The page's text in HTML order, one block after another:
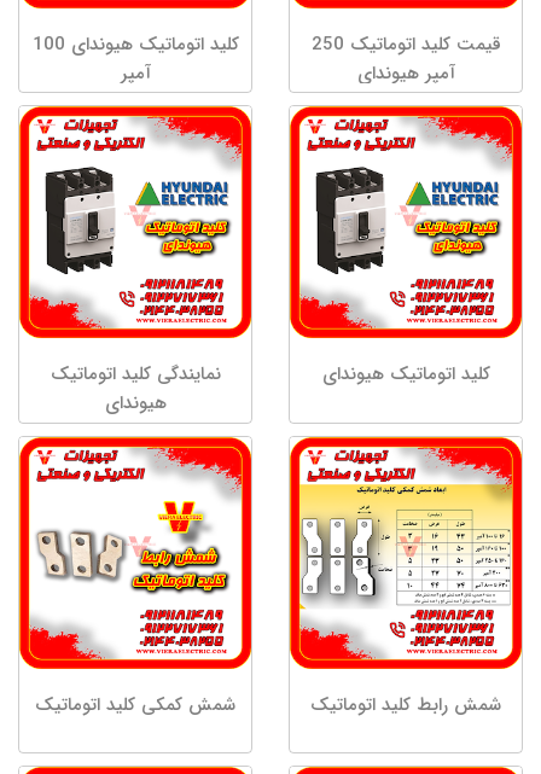
قیمت کلید اتوماتیک 250
آمپر هیوندای
کلید اتوماتیک هیوندای 100
آمپر
کلید اتوماتیک هیوندای
نمایندگی کلید اتوماتیک
هیوندای
شمش رابط کلید اتوماتیک شمش کمکی کلید اتوماتیک